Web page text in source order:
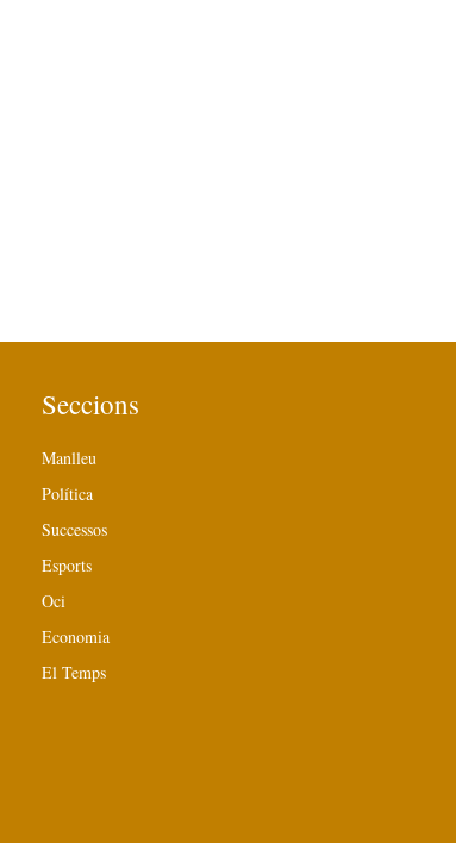
Seccions
Manlleu
Política
Successos
Esports
Oci
Economia
El Temps